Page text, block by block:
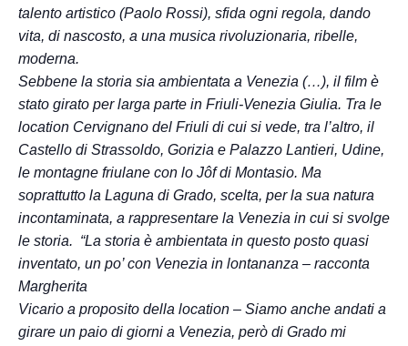
talento artistico (Paolo Rossi), sfida ogni regola, dando
vita, di nascosto, a una musica rivoluzionaria, ribelle,
moderna.
Sebbene la storia sia ambientata a Venezia (…), il film è
stato girato per larga parte in Friuli-Venezia Giulia. Tra le
location Cervignano del Friuli di cui si vede, tra l’altro, il
Castello di Strassoldo, Gorizia e Palazzo Lantieri, Udine,
le montagne friulane con lo Jôf di Montasio. Ma
soprattutto la Laguna di Grado, scelta, per la sua natura
incontaminata, a rappresentare la Venezia in cui si svolge
le storia. “La storia è ambientata in questo posto quasi
inventato, un po’ con Venezia in lontananza – racconta
Margherita
Vicario a proposito della location – Siamo anche andati a
girare un paio di giorni a Venezia, però di Grado mi